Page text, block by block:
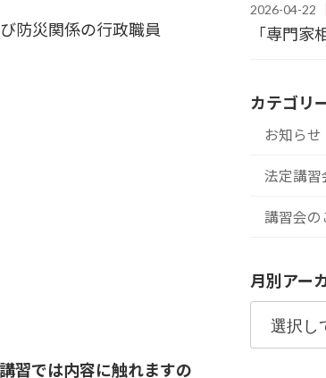
防災関係の行政職員
習では内容に触れますの
2026-04-22
「専門家
カテゴリ
お知らせ
法定講習
講習会の
月別アー